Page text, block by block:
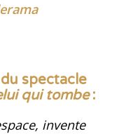
spectacle
qui tombe:
invente